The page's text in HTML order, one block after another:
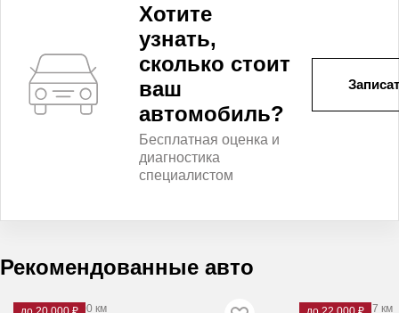
Хотите
узнать,
сколько стоит
ваш
автомобиль?
Бесплатная оценка и
диагностика
специалистом
Рекомендованные авто
2008· 168 200 км 2012· 181 217 км